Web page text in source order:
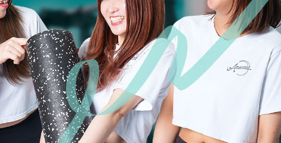
ング
完全個室PRIVATE GYM Highness
24時間ジム Amazones & Hercules
AMAZONES ONLINE SHOP